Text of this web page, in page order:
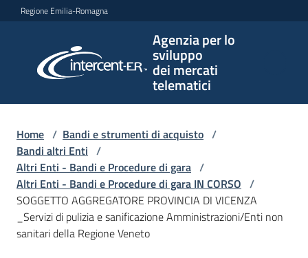
Vai al contenuto
Vai alla navigazione
Vai al footer
Regione Emilia-Romagna
Agenzia per lo
sviluppo
dei mercati
telematici
per lo
sviluppo
telematici
L'Agenzia
Home / Bandi e strumenti di acquisto /
Bandi altri Enti /
Altri Enti - Bandi e Procedure di gara /
Altri Enti - Bandi e Procedure di gara IN CORSO /
SOGGETTO AGGREGATORE PROVINCIA DI VICENZA
_Servizi di pulizia e sanificazione Amministrazioni/Enti non
sanitari della Regione Veneto